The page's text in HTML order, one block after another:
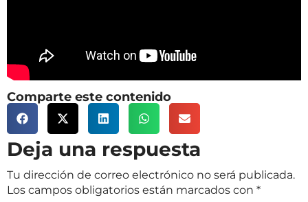
Comparte este contenido
Deja una respuesta
Tu dirección de correo electrónico no será publicada.
Los campos obligatorios están marcados con *